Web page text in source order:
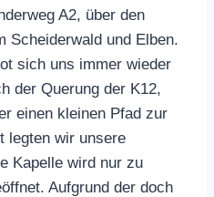
A2, über den
Scheiderwald und Elben.
sich uns immer wieder
der Querung der K12,
einen kleinen Pfad zur
legten wir unsere
Kapelle wird nur zu
Aufgrund der doch